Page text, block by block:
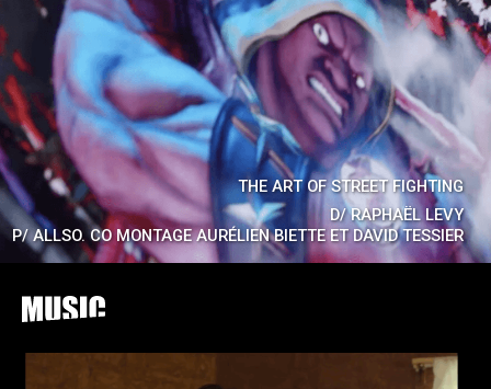
THE ART OF STREET FIGHTING
D/RAPHAËL LEVY
P/ALLSO. CO MONTAGE AURÉLIEN BIETTE ET DAVID TESSIER